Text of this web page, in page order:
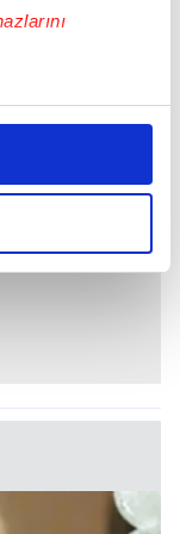
özel
yaparken
sunmak
adına
bu noktada,
tek gelir
çerezler